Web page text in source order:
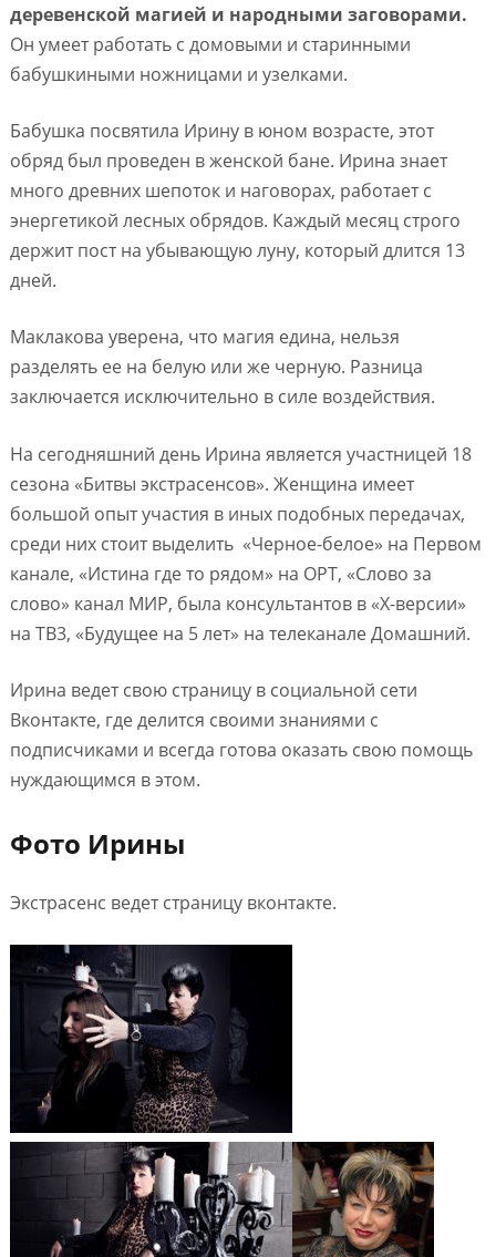
деревенской магией и народными заговорами.
Он умеет работать с домовыми и старинными
бабушкиными ножницами и узелками.
Бабушка посвятила Ирину в юном возрасте, этот
обряд был проведен в женской бане. Ирина знает
много древних шепоток и наговорах, работает с
энергетикой лесных обрядов. Каждый месяц строго
держит пост на убывающую луну, который длится 13
дней.
Маклакова уверена, что магия едина, нельзя
разделять ее на белую или же черную. Разница
заключается исключительно в силе воздействия.
На сегодняшний день Ирина является участницей 18
сезона «Битвы экстрасенсов». Женщина имеет
большой опыт участия в иных подобных передачах,
среди них стоит выделить «Черное-белое» на Первом
канале, «Истина где то рядом» на ОРТ, «Слово за
слово» канал МИР, была консультантов в «Х-версии»
на ТВ3, «Будущее на 5 лет» на телеканале Домашний.
Ирина ведет свою страницу в социальной сети
Вконтакте, где делится своими знаниями с
подписчиками и всегда готова оказать свою помощь
нуждающимся в этом.
Фото Ирины
Экстрасенс ведет страницу вконтакте.